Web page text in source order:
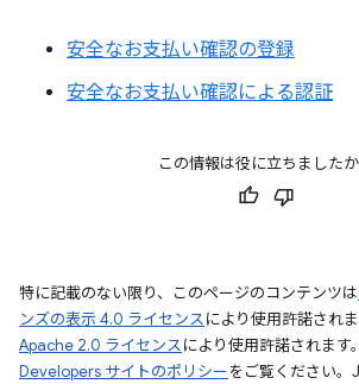
安全なお支払い確認の登録
安全なお支払い確認による認証
この情報は役に立ちました
特に記載のない限り、このページのコンテンツは
ンズの表示 4.0 ライセンスにより使用許諾され
Apache 2.0 ライセンスにより使用許諾されます
Developers サイトのポリシーをご覧ください